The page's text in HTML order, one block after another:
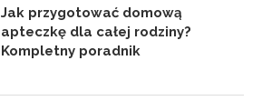
Jak przygotować domową
apteczkę dla całej rodziny?
Kompletny poradnik